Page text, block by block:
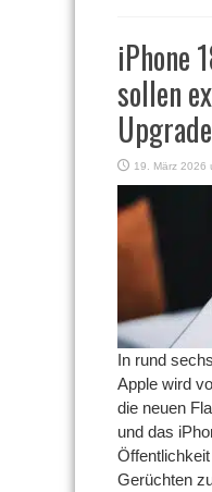
iPhone
sollen
19. März 2026
In rund
Apple wird
die neuen
und das
Gerüchten